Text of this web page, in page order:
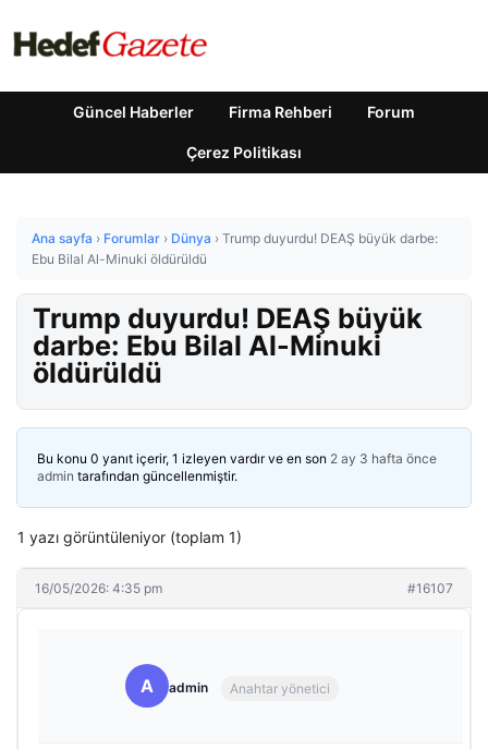
Güncel Haberler Firma Rehberi Forum
Çerez Politikası
Ana sayfa › Forumlar › Dünya › Trump duyurdu! DEAŞ büyük darbe:
Ebu Bilal Al-Minuki öldürüldü
Trump duyurdu! DEAŞ büyük
darbe: Ebu Bilal Al-Minuki
öldürüldü
Bu konu 0 yanıt içerir, 1 izleyen vardır ve en son 2 ay 3 hafta önce
admin tarafından güncellenmiştir.
1 yazı görüntüleniyor (toplam 1)
16/05/2026: 4:35 pm #16107
A admin Anahtar yönetici